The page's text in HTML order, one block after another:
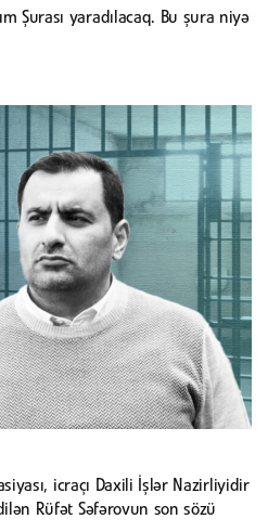
Şurası yaradılacaq. Bu şura niyə
icraçı Daxili İşlər Nazirliyidir
Rüfət Səfərovun son sözü